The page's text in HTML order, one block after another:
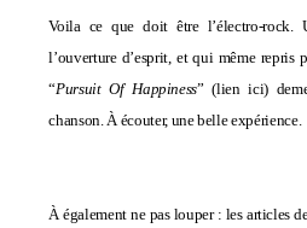
Voila ce que doit être l’électro-rock.
l’ouverture d’esprit, et qui même repris
“Pursuit Of Happiness” (lien ici)
chanson. À écouter, une belle expérience.
Àégalementne pas louper : les articles